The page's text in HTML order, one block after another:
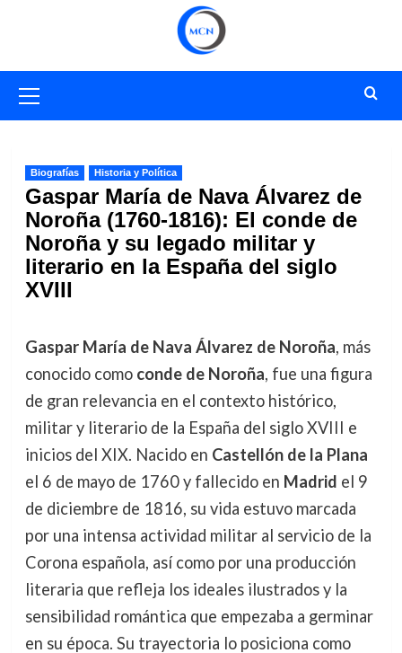
primario
Biografías Historia y Política
Gaspar María de Nava Álvarez de
Noroña (1760-1816): El conde de
Noroña y su legado militar y
literario en la España del siglo
XVIII
Gaspar María de Nava Álvarez de Noroña, más
conocido como conde de Noroña, fue una figura
de gran relevancia en el contexto histórico,
militar y literario de la España del siglo XVIII e
inicios del XIX. Nacido en Castellón de la Plana
el 6 de mayo de 1760 y fallecido en Madrid el 9
de diciembre de 1816, su vida estuvo marcada
por una intensa actividad militar al servicio de la
Corona española, así como por una producción
literaria que refleja los ideales ilustrados y la
sensibilidad romántica que empezaba a germinar
en su época. Su trayectoria lo posiciona como